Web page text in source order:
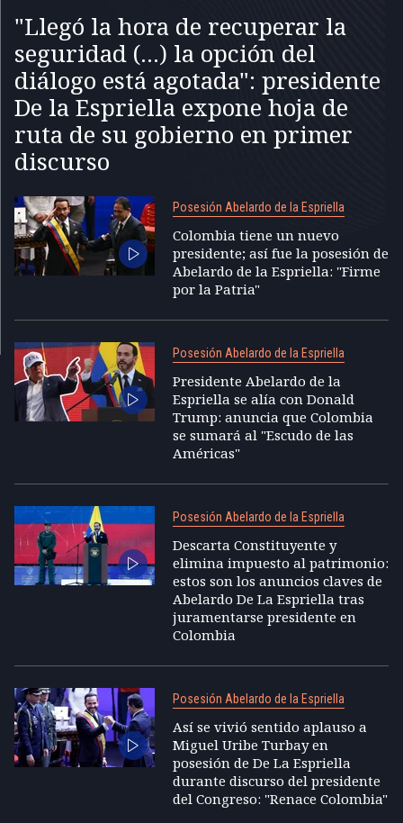
"Llegó la hora de recuperar la
seguridad (...) la opción del
diálogo está agotada": presidente
De la Espriella expone hoja de
ruta de su gobierno en primer
discurso
Posesión Abelardo de la Espriella
Colombia tiene un nuevo
presidente; así fue la posesión de
Abelardo de la Espriella: "Firme
por la Patria"
Posesión Abelardo de la Espriella
Presidente Abelardo de la
Espriella se alía con Donald
Trump: anuncia que Colombia
se sumará al "Escudo de las
Américas"
Posesión Abelardo de la Espriella
Descarta Constituyente y
elimina impuesto al patrimonio:
estos son los anuncios claves de
Abelardo De La Espriella tras
juramentarse presidente en
Colombia
Posesión Abelardo de la Espriella
Así se vivió sentido aplauso a
Miguel Uribe Turbay en
posesión de De La Espriella
durante discurso del presidente
del Congreso: "Renace Colombia"